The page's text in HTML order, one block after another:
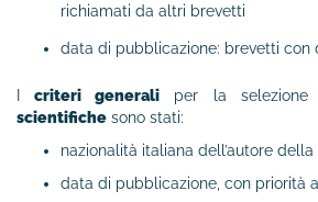
richiamati da altri brevetti
data di pubblicazione: brevetti con
Icriteri generali per la
scientifiche sono stati:
nazionalità italiana dell’autore
data di pubblicazione, con priorità